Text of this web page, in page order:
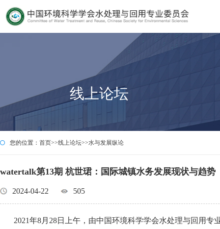
线上论坛
您的位置： 首页>>线上论坛>>水与发展纵论
watertalk第13期 杭世珺：国际城镇水务发展现状与趋势
2024-04-22 505
2021年8月28日上午，由中国环境科学学会水处理与回用